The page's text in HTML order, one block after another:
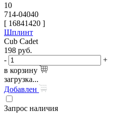
10
714-04040
[ 16841420 ]
Шплинт
Cub Cadet
198 руб.
-
+
в корзину
загрузка...
Добавлен
Запрос наличия